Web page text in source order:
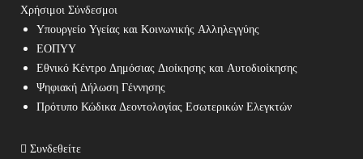
Χρήσιμοι Σύνδεσμοι
Υπουργείο Υγείας και Κοινωνικής Αλληλεγγύης
ΕΟΠΥΥ
Εθνικό Κέντρο Δημόσιας Διοίκησης και Αυτοδιοίκησης
Ψηφιακή Δήλωση Γέννησης
Πρότυπο Κώδικα Δεοντολογίας Εσωτερικών Ελεγκτών
Συνδεθείτε